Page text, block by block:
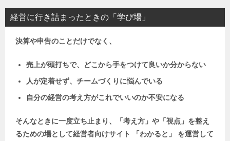
経営に行き詰まったときの「学び場」
決算や申告のことだけでなく、
売上が頭打ちで、どこから手をつけて良いか分からない
人が定着せず、チームづくりに悩んでいる
自分の経営の考え方がこれでいいのか不安になる
そんなときに一度立ち止まり、「考え方」や「視点」を整え
るための場として経営者向けサイト 「わかると」 を運営して